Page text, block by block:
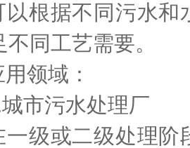
据不同污水和
同工艺需要。
域：
污水处理厂
或二级处理阶